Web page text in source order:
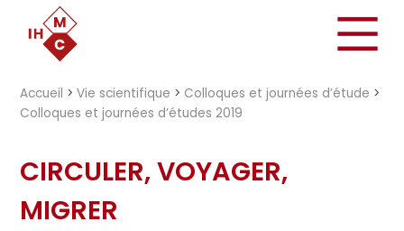
Accueil >Vie scientifique > Colloques et journées d’étude >
Colloques et journées d’études 2019
CIRCULER, VOYAGER,
MIGRER